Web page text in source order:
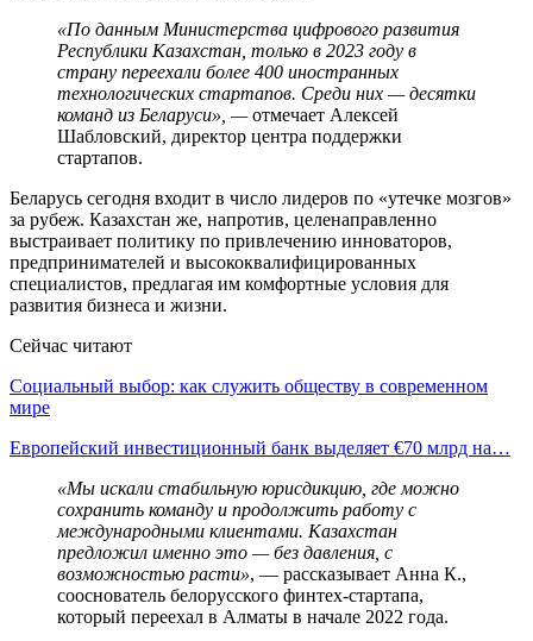
«По данным Министерства цифрового развития
Республики Казахстан, только в 2023 году в
страну переехали более 400 иностранных
технологических стартапов. Среди них — десятки
команд из Беларуси», —отмечает Алексей
Шабловский, директор центра поддержки
стартапов.
Беларусь сегодня входит в число лидеров по «утечке мозгов»
за рубеж. Казахстан же, напротив, целенаправленно
выстраивает политику по привлечению инноваторов,
предпринимателей и высококвалифицированных
специалистов, предлагая им комфортные условия для
развития бизнеса и жизни.
Сейчас читают
Социальный выбор: как служить обществу в современном
мире
Европейский инвестиционный банк выделяет €70 млрд на…
«Мы искали стабильную юрисдикцию, где можно
сохранить команду и продолжить работу с
международными клиентами. Казахстан
предложил именно это — без давления, с
возможностью расти», — рассказывает Анна К.,
сооснователь белорусского финтех-стартапа,
который переехал в Алматы в начале 2022 года.